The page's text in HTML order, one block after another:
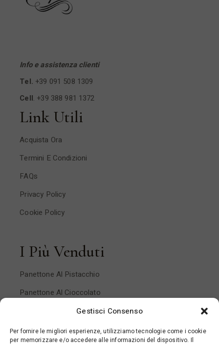
Gestisci Consenso
Per fornire le migliori esperienze, utilizziamo tecnologie come i cookie
per memorizzare e/o accedere alle informazioni del dispositivo. Il
Info e assistenza clienti
Tel. +39 091 508 1309
Cell. +39 388 981 1372
Link Utili
Acquista Ora
Termini E Condizioni
FAQs
Privacy Policy
Cookie Policy
I Più Venduti
Panettone Al Pistacchio
Panettone Al Cioccolato
Panettone Pera E Cioccolato
Panettone Mandorlato